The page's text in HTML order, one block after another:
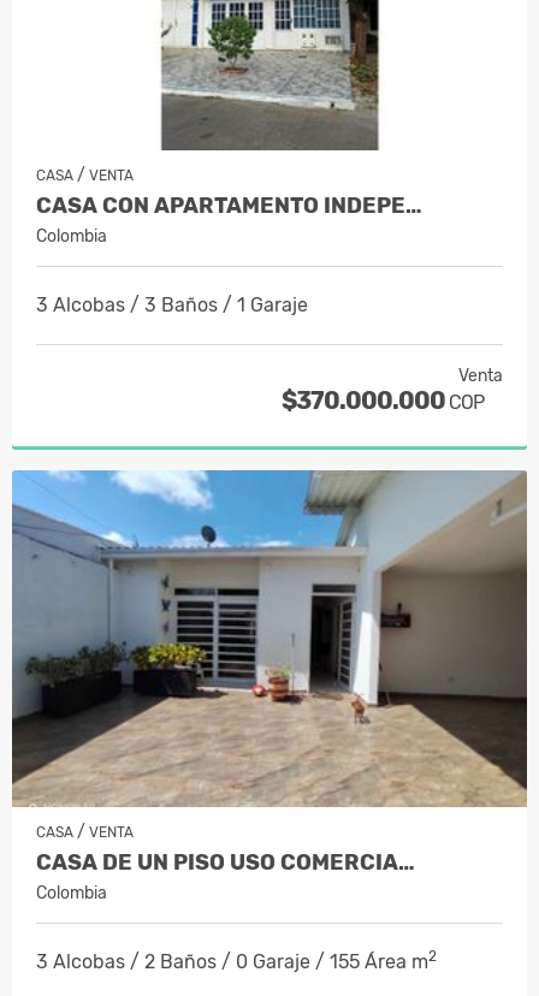
CASA / VENTA
CASA CON APARTAMENTO INDEPE…
Colombia
3 Alcobas / 3 Baños / 1 Garaje
Venta
$370.000.000 COP
CASA / VENTA
CASA DE UN PISO USO COMERCIA…
Colombia
3 Alcobas / 2 Baños / 0 Garaje / 155 Área m2